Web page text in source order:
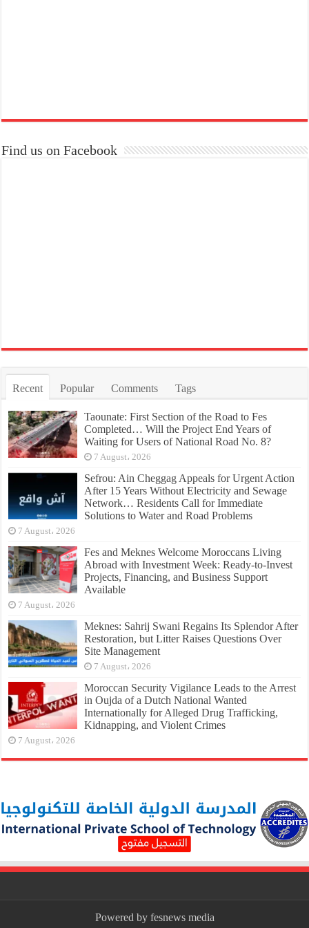
Find us on Facebook
Recent Popular Comments Tags
Taounate: First Section of the Road to Fes
Completed… Will the Project End Years of
Waiting for Users of National Road No. 8?
7 August، 2026
Sefrou: Ain Cheggag Appeals for Urgent Action
After 15 Years Without Electricity and Sewage
Network… Residents Call for Immediate
Solutions to Water and Road Problems
7 August، 2026
Fes and Meknes Welcome Moroccans Living
Abroad with Investment Week: Ready-to-Invest
Projects, Financing, and Business Support
Available
7 August، 2026
Meknes: Sahrij Swani Regains Its Splendor After
Restoration, but Litter Raises Questions Over
Site Management
7 August، 2026
Moroccan Security Vigilance Leads to the Arrest
in Oujda of a Dutch National Wanted
Internationally for Alleged Drug Trafficking,
Kidnapping, and Violent Crimes
7 August، 2026
Powered by fesnews media